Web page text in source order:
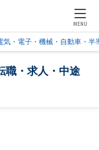
MENU
気・電子・機械・自動車・半
職・求人・中途